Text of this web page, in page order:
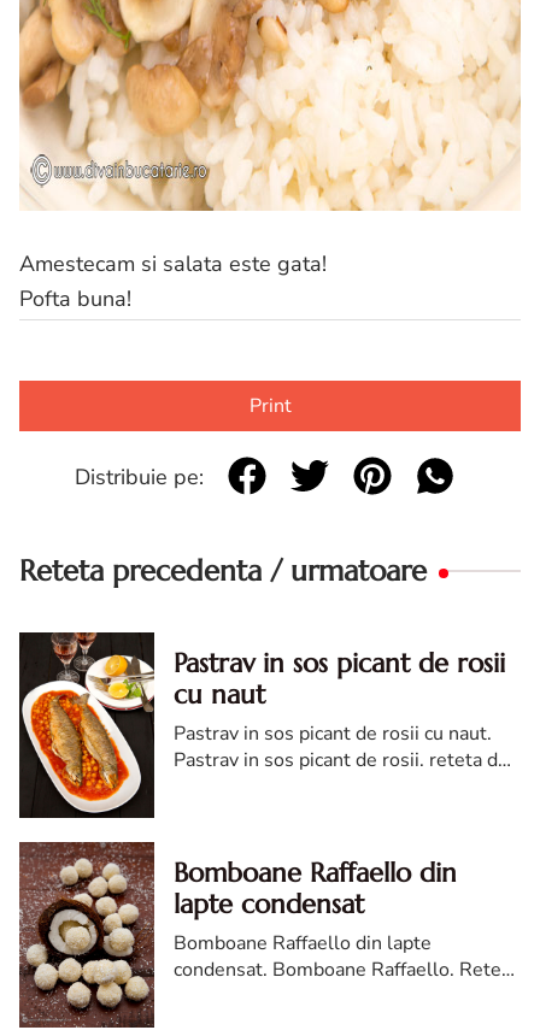
Amestecam si salata este gata!
Pofta buna!
Print
Distribuie pe:
Reteta precedenta / urmatoare
Pastrav in sos picant de rosii
cu naut
Pastrav in sos picant de rosii cu naut.
Pastrav in sos picant de rosii. reteta de
Bomboane Raffaello din
lapte condensat
Bomboane Raffaello din lapte
condensat. Bomboane Raffaello. Reteta